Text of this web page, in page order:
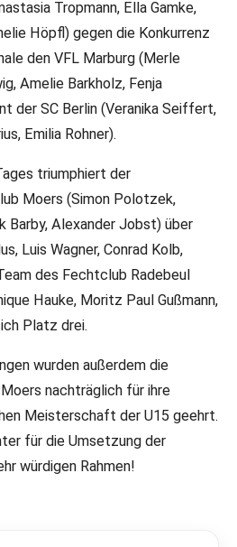
Tropmann, Ella Gamke,
Höpfl) gegen die Konkurrenz
den VFL Marburg (Merle
Amelie Barkholz, Fenja
der SC Berlin (Veranika Seiffert,
Emilia Rohner).
triumphiert der
Moers (Simon Polotzek,
Barby, Alexander Jobst) über
Luis Wagner, Conrad Kolb,
des Fechtclub Radebeul
Hauke, Moritz Paul Gußmann,
Platz drei.
wurden außerdem die
nachträglich für ihre
Meisterschaft der U15 geehrt.
für die Umsetzung der
würdigen Rahmen!